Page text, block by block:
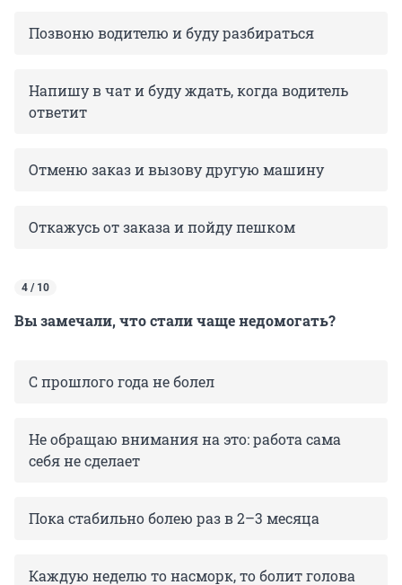
Позвоню водителю и буду разбираться
Напишу в чат и буду ждать, когда водитель
ответит
Отменю заказ и вызову другую машину
Откажусь от заказа и пойду пешком
4 / 10
Вы замечали, что стали чаще недомогать?
С прошлого года не болел
Не обращаю внимания на это: работа сама
себя не сделает
Пока стабильно болею раз в 2–3 месяца
Каждую неделю то насморк, то болит голова